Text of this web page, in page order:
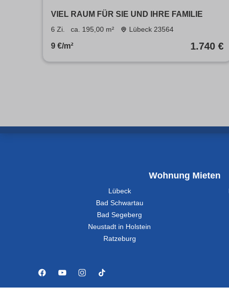
VIEL RAUM FÜR SIE UND IHRE FAMILIE
6 Zi. ca. 195,00 m² Lübeck 23564
9 €/m² 1.740 €
Wohnung Mieten
Lübeck
Bad Schwartau
Bad Segeberg
Neustadt in Holstein
Ratzeburg